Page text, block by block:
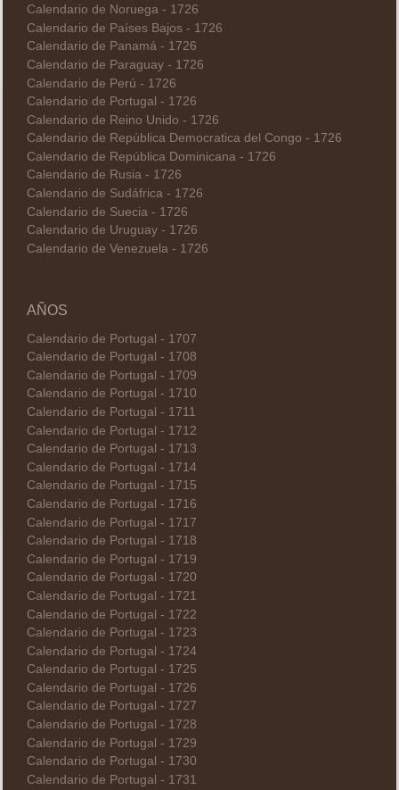
Calendario de Noruega - 1726
Calendario de Países Bajos - 1726
Calendario de Panamá - 1726
Calendario de Paraguay - 1726
Calendario de Perú - 1726
Calendario de Portugal - 1726
Calendario de Reino Unido - 1726
Calendario de República Democratica del Congo - 1726
Calendario de República Dominicana - 1726
Calendario de Rusia - 1726
Calendario de Sudáfrica - 1726
Calendario de Suecia - 1726
Calendario de Uruguay - 1726
Calendario de Venezuela - 1726
AÑOS
Calendario de Portugal - 1707
Calendario de Portugal - 1708
Calendario de Portugal - 1709
Calendario de Portugal - 1710
Calendario de Portugal - 1711
Calendario de Portugal - 1712
Calendario de Portugal - 1713
Calendario de Portugal - 1714
Calendario de Portugal - 1715
Calendario de Portugal - 1716
Calendario de Portugal - 1717
Calendario de Portugal - 1718
Calendario de Portugal - 1719
Calendario de Portugal - 1720
Calendario de Portugal - 1721
Calendario de Portugal - 1722
Calendario de Portugal - 1723
Calendario de Portugal - 1724
Calendario de Portugal - 1725
Calendario de Portugal - 1726
Calendario de Portugal - 1727
Calendario de Portugal - 1728
Calendario de Portugal - 1729
Calendario de Portugal - 1730
Calendario de Portugal - 1731